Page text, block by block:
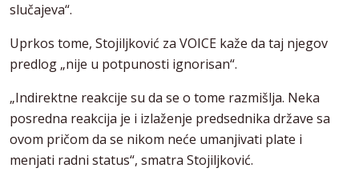
slučajeva“.
Uprkos tome, Stojiljković za VOICE kaže da taj njegov
predlog „nije u potpunosti ignorisan“.
„Indirektne reakcije su da se o tome razmišlja. Neka
posredna reakcija je i izlaženje predsednika države sa
ovom pričom da se nikom neće umanjivati plate i
menjati radni status“, smatra Stojiljković.